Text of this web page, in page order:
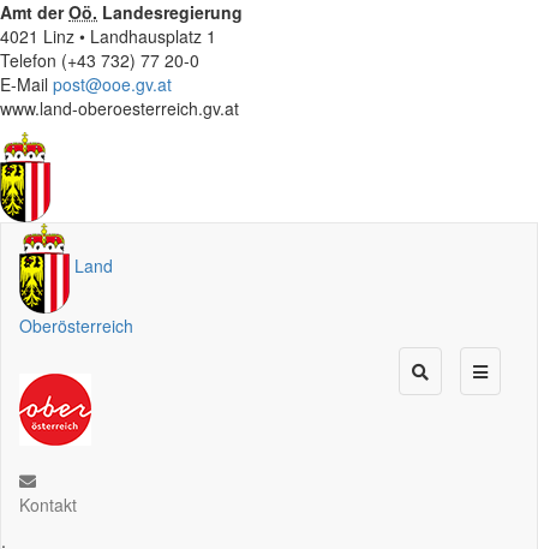
Amt derOö. Landesregierung
4021 Linz • Landhausplatz 1
Telefon (+43 732) 77 20-0
E-Mail post@ooe.gv.at
www.land-oberoesterreich.gv.at
Land
Oberösterreich
Kontakt
.